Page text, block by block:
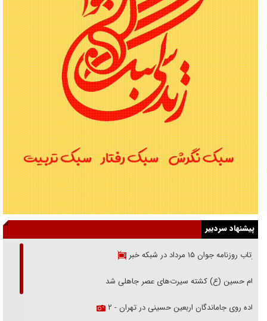
پیشنهاد سردبیر
بازتاب روزنامه جوان ۱۵ مرداد در شبکه خبر
امام حسین (ع) کشته سیرت‌های عصر جاهلی شد
پیاده روی جاماندگان اربعین حسینی در تهران - ۲